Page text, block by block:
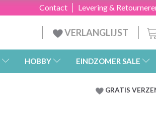
Levering &
Contact
VERLANGLIJST
HOBBY EINDZOMER SALE
GRATIS